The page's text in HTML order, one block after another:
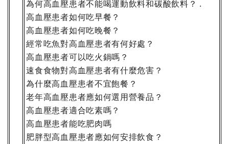
為何高血壓患者不能喝運動飲料和碳酸飲料？ .
高血壓患者如何吃早餐？
高血壓患者如何吃晚餐？
經常吃魚對高血壓患者有何好處？
高血壓患者可以吃火鍋嗎？
速食食物對高血壓患者有什麼危害？
為什麼高血壓患者不宜飽餐？
老年高血壓患者應如何選用營養品？
高血壓患者適合吃素嗎？
高血壓患者能吃肥肉嗎
肥胖型高血壓患者應如何安排飲食？